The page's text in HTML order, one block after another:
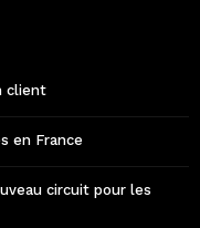
client
en France
circuit pour les